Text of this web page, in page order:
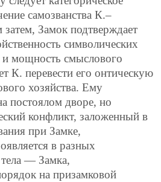
самозванства К.–
Замок подтверждает
символических
и мощность смыслового
К. перевести его онтическую
хозяйства. Ему
постоялом дворе, но
конфликт, заложенный в
при Замке,
в разных
— Замка,
на призамковой